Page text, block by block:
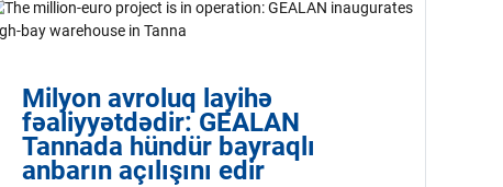
Milyon avroluq layihə
fəaliyyətdədir: GEALAN
Tannada hündür bayraqlı
anbarın açılışını edir